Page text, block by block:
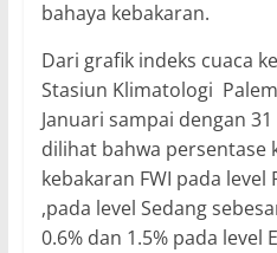
bahaya kebakaran.
Dari grafik indeks cuaca
Stasiun Klimatologi
Januari sampai dengan
dilihat bahwa persentase
kebakaran FWI pada level
,pada level Sedang
0.6% dan 1.5% pada level